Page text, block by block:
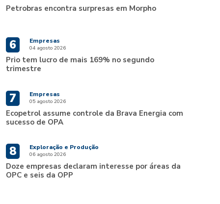
Petrobras encontra surpresas em Morpho
6 Empresas
04 agosto 2026
Prio tem lucro de mais 169% no segundo
trimestre
7 Empresas
05 agosto 2026
Ecopetrol assume controle da Brava Energia com
sucesso de OPA
8 Exploração e Produção
06 agosto 2026
Doze empresas declaram interesse por áreas da
OPC e seis da OPP